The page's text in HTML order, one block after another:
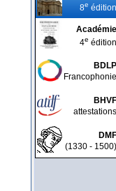
8e édition
Académie
4e édition
BDLP
Francophonie
BHVF
attestations
DMF
(1330 - 1500)